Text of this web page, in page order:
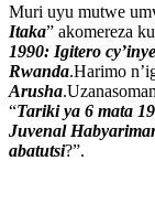
Muri uyu mutwe
Itaka” akomereza
1990: Igitero
Rwanda.Harimo
Arusha
“Tariki ya 6 mata
Juvenal
abatutsi?”.